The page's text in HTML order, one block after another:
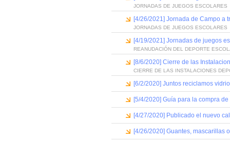
JORNADAS DE JUEGOS ESCOLARES
[4/26/2021] Jornada de Campo a
JORNADAS DE JUEGOS ESCOLARES
[4/19/2021] Jornadas de juegos
REANUDACIÓN DEL DEPORTE
[8/6/2020] Cierre de las
CIERRE DE LAS INSTALACIONES
[6/2/2020] Juntos reciclamos vidrio
[5/4/2020] Guía para la compra
[4/27/2020] Publicado el nuevo
[4/26/2020] Guantes, mascarillas